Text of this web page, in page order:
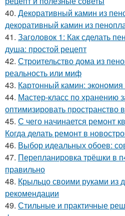
40. Декоративный камин из
декоративный камин из
41. Заголовок 1: Как сделать
душа: простой рецепт
42. Строительство дома из
реальность или миф
43. Картонный камин:
44. Мастер-класс по хранению
оптимизировать пространство
45. С чего начинается ремонт
Когда делать ремонт в
46. Выбор идеальных обоев:
47. Перепланировка трёшки в
правильно
48. Крыльцо своими руками из
рекомендации
49. Стильные и практичные